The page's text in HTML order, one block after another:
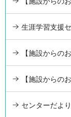
生涯学習支援
【施設からの
【施設からの
センターだよ